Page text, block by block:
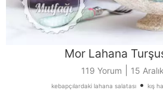
Mor Lahana
119 Yorum 15
kebapçılardaki lahana salatası• kış